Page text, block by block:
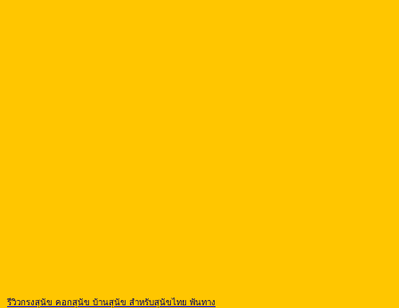
รีวิวกรงสุนัข คอกสุนัข บ้านสุนัข สำหรับสุนัขไทย พันทาง